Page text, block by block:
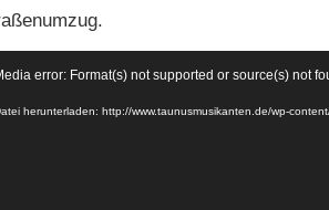
error: Format(s) not supported or source(s) not
herunterladen: http://www.taunusmusikanten.de/wp-